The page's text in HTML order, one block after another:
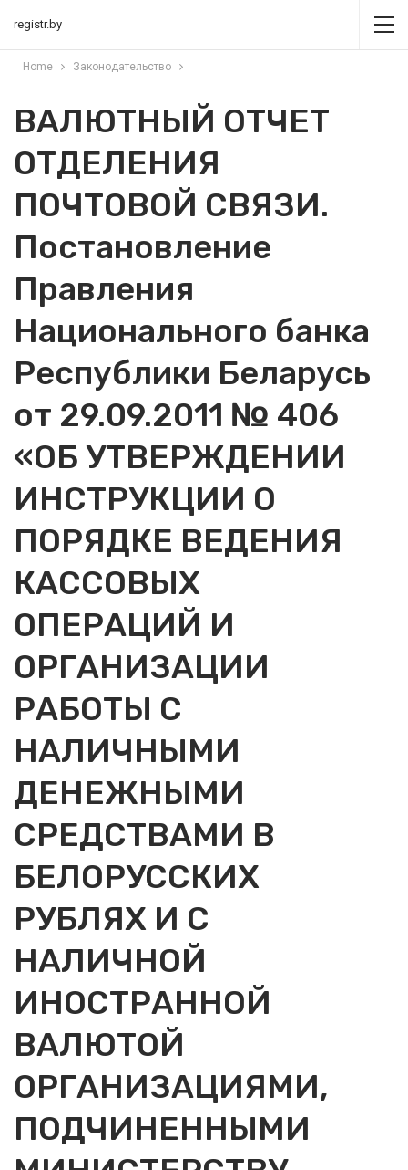
registr.by
Home Законодательство
ВАЛЮТНЫЙ ОТЧЕТ
ОТДЕЛЕНИЯ
ПОЧТОВОЙ СВЯЗИ.
Постановление
Правления
Национального банка
Республики Беларусь
от 29.09.2011 № 406
«ОБ УТВЕРЖДЕНИИ
ИНСТРУКЦИИ О
ПОРЯДКЕ ВЕДЕНИЯ
КАССОВЫХ
ОПЕРАЦИЙ И
ОРГАНИЗАЦИИ
РАБОТЫ С
НАЛИЧНЫМИ
ДЕНЕЖНЫМИ
СРЕДСТВАМИ В
БЕЛОРУССКИХ
РУБЛЯХ И С
НАЛИЧНОЙ
ИНОСТРАННОЙ
ВАЛЮТОЙ
ОРГАНИЗАЦИЯМИ,
ПОДЧИНЕННЫМИ